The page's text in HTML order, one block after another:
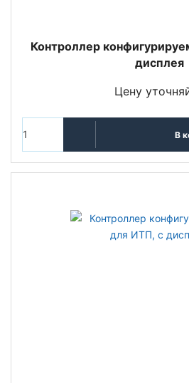
Контроллер
дисплея
Цену
В